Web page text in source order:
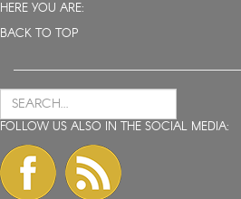
HERE YOU ARE:
BACK TO TOP
FOLLOW US ALSO IN THE SOCIAL MEDIA: